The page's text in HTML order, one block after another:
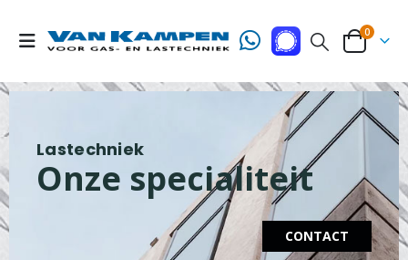
0
Lastechniek
Onze specialiteit
CONTACT